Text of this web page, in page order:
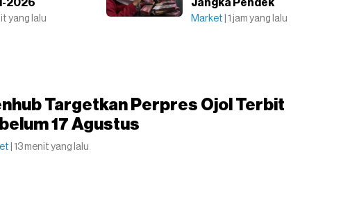
2026
yang lalu
Jangka Pendek
Market | 1 jam yang lalu
Targetkan Perpres Ojol Terbit
17 Agustus
| 13 menit yang lalu